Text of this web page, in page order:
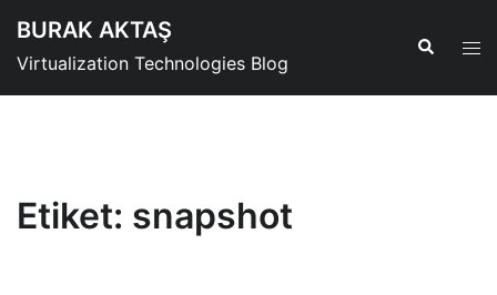
atlaBURAK AKTAŞ
Virtualization Technologies Blog
Search
Etiket: snapshot